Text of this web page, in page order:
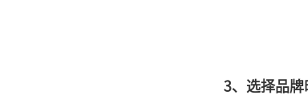
3、选择品